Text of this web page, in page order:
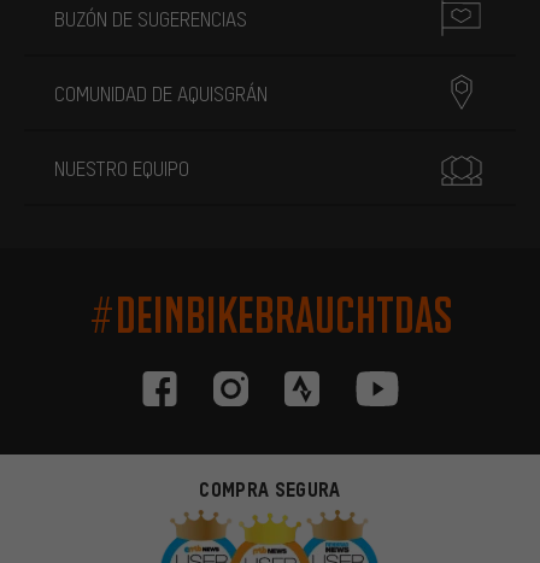
BUZÓN DE SUGERENCIAS
COMUNIDAD DE AQUISGRÁN
NUESTRO EQUIPO
#DEINBIKEBRAUCHTDAS
COMPRA SEGURA